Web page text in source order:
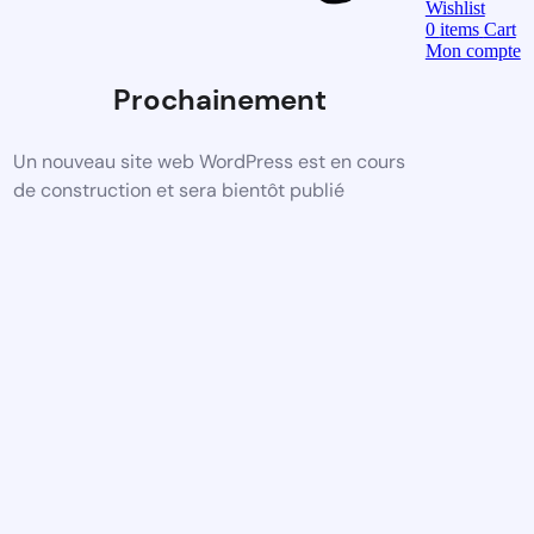
Prochainement
Un nouveau site web WordPress est en cours
de construction et sera bientôt publié
Wishlist
0 items Cart
Mon compte